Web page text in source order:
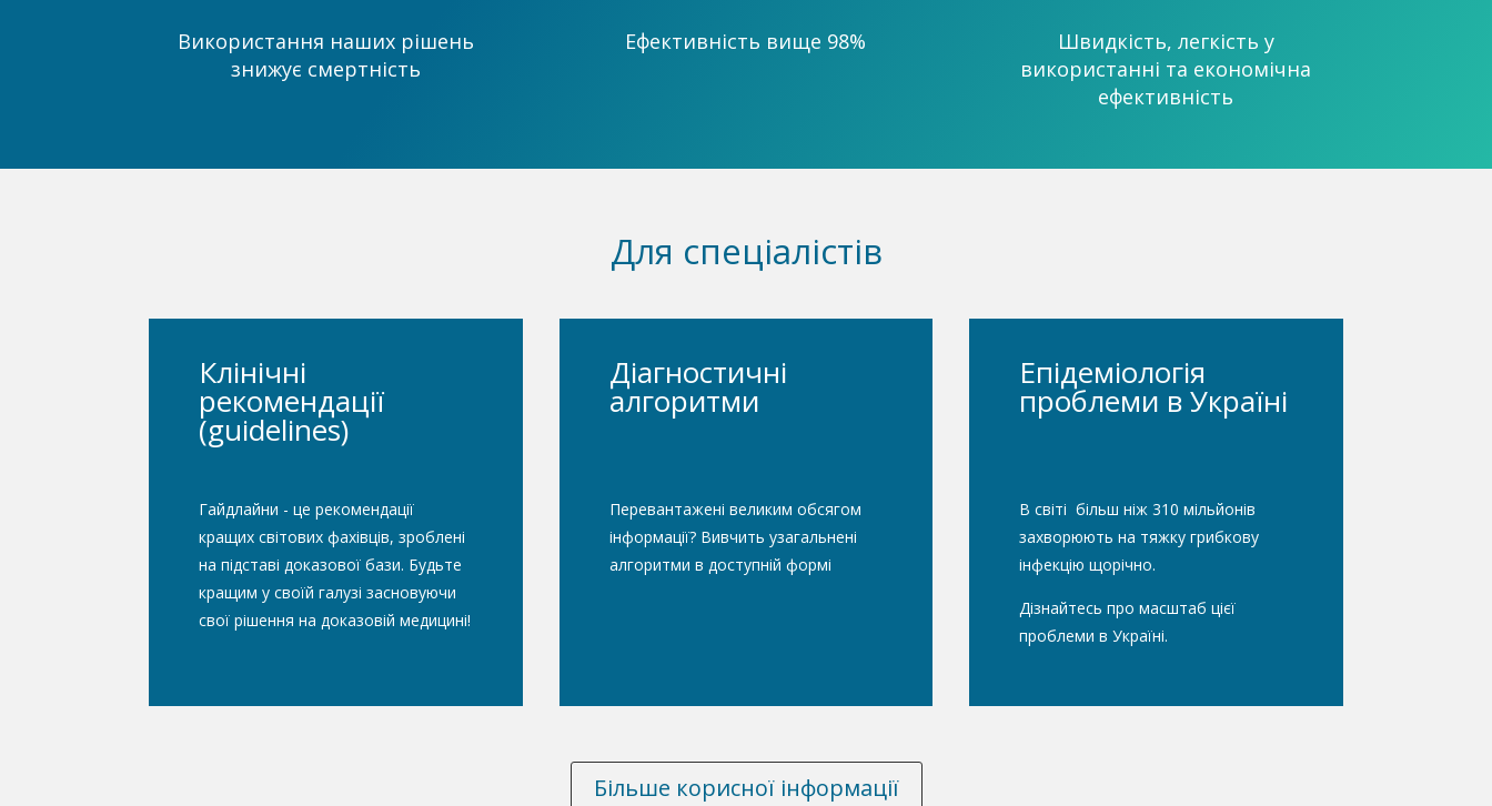
Використання наших рішень
знижує смертність
Ефективність вище 98%
Швидкість, легкість у
використанні та економічна
ефективність
Для спеціалістів
Клінічні
рекомендації
(guidelines)
Діагностичні
алгоритми
Епідеміологія
проблеми в Україні
Гайдлайни - це рекомендації
кращих світових фахівців, зроблені
на підставі доказовоїбази. Будьте
кращим у своїй галузі засновуючи
свої рішення на доказовій медицині!
Перевантажені великим обсягом
інформації? Вивчить узагальнені
алгоритми в доступній формі
В світі більш ніж 310 мільйонів
захворюють на тяжку грибкову
інфекцію щорічно.
Дізнайтесь про масштаб цієї
проблеми в Україні.
Більше корисної інформації